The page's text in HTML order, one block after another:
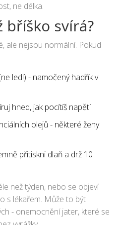
ne délka.
bříško svírá?
ale nejsou normální. Pokud
led!) - namočený hadřík v
hned, jak pocítíš napětí
olejů - některé ženy
přitiskni dlaň a drž 10
než týden, nebo se objeví
s lékařem. Může to být
- onemocnění jater, které se